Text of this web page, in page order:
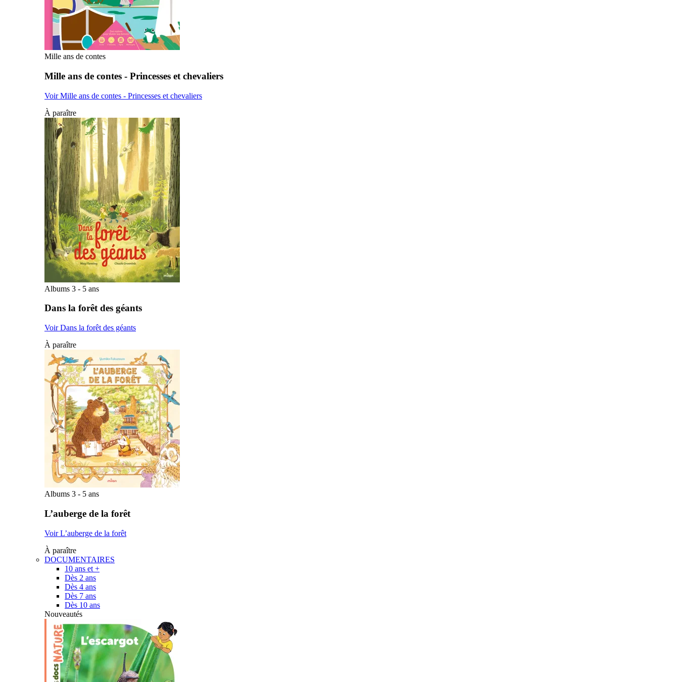
Mille ans de contes
Mille ans de contes - Princesses et chevaliers
Voir Mille ans de contes - Princesses et chevaliers
À paraître
Albums 3 - 5 ans
Dans la forêt des géants
Voir Dans la forêt des géants
À paraître
Albums 3 - 5 ans
L’auberge de la forêt
Voir L’auberge de la forêt
À paraître
DOCUMENTAIRES
10 ans et +
Dès 2 ans
Dès 4 ans
Dès 7 ans
Dès 10 ans
Nouveautés